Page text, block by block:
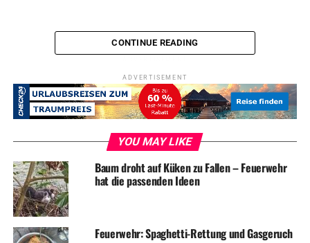
BLAULICHT NEWS
UP NEXT
Einbrecher werden vom Nachbar überrascht
DON'T MISS
Einbruch in Einfamilienhaus
CONTINUE READING
ADVERTISEMENT
YOU MAY LIKE
Baum droht auf Küken zu Fallen – Feuerwehr
hat die passenden Ideen
Feuerwehr: Spaghetti-Rettung und Gasgeruch